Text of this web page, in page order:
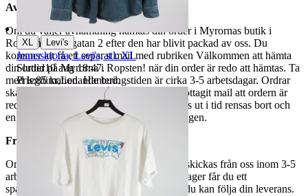
Avhämtning
Om du väljer avhämtning hämtas din order i Myrornas butik i
Ropsten, Kolargatan 2 efter den har blivit packad av oss. Du
kommer att få ett separat mail med rubriken Välkommen att hämta
din order på Myrorna i Ropsten! när din order är redo att hämtas. Ta
med legitimation. Hanteringstiden är cirka 3-5 arbetsdagar. Ordrar
ska hämtas senast 7 dagar efter att man mottagit mail att ordern är
redo för avhämtning. Ordrar som ej hämtas ut i tid rensas bort och
en avgift på 84 kr dras av från återbetalningen.
Frakt
Om du har valt frakt kommer din vara att skickas från oss inom 3-5
arbetsdagar. När din vara har lämnat vårt lager får du ett
spårningsnummer av DSV inom kort där du kan följa din leverans.
XL | Levi's
Jeansskjorta, Levi's, stl. XL
Sluttid10 aug 18:47.
Pris:85 kr,Ledande bud.